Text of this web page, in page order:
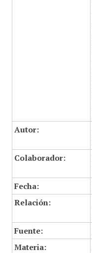
Autor:
Colaborador:
Fecha:
Relación:
Fuente:
Materia: